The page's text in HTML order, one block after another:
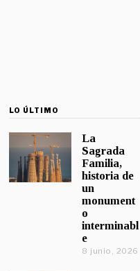
LO ÚLTIMO
La
Sagrada
Familia,
historia de
un
monument
o
interminabl
e
8 junio, 2026